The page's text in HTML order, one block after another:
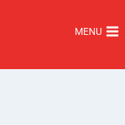
MENU